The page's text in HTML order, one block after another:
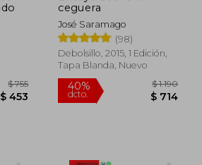
40%
dcto.
ceguera
José Saramago
(98)
Debolsillo, 2015, 1 Edición,
Tapa Blanda, Nuevo